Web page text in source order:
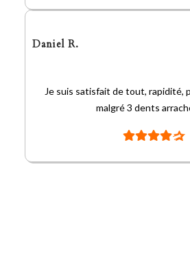
Daniel R.
Je suis satisfait de tout, rapidité,
malgré 3 dents